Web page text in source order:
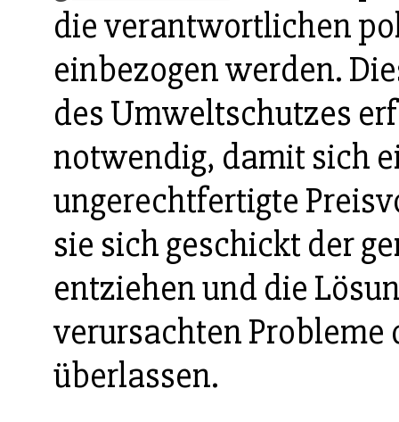
die verantwortlichen
einbezogen werden.
des Umweltschutzes
notwendig, damit sich
ungerechtfertigte
sie sich geschickt der
entziehen und die
verursachten
überlassen.